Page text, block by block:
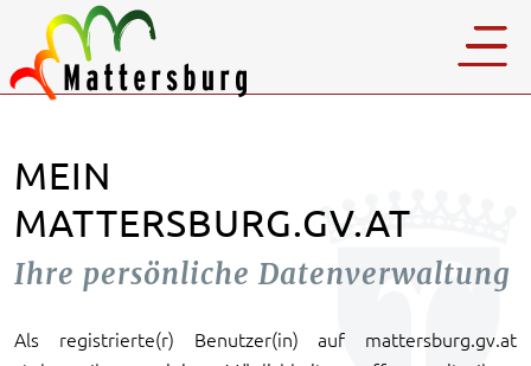
MEIN
MATTERSBURG.GV.AT
Ihre persönliche Datenverwaltung
Als registrierte(r) Benutzer(in) auf mattersburg.gv.at